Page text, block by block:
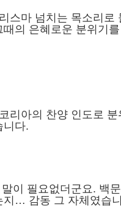
스마 넘치는 목소리
의 은혜로운 분위기
리아의 찬양 인도로
니다.
이 필요없더군요. 백
지… 감동 그 자체였습